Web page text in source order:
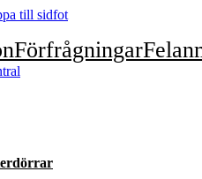
till sidfot
Förfrågningar